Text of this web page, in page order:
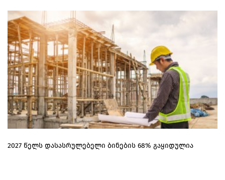
2027 წელს დასასრულებელი ბინების 68% გაყიდულია